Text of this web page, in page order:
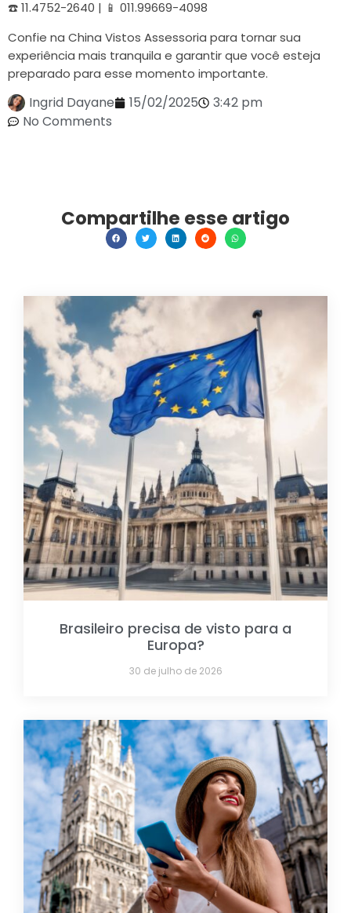
☎️ 11.4752-2640 | 📱 011.99669-4098
Confie na China Vistos Assessoria para tornar sua
experiência mais tranquila e garantir que você esteja
preparado para esse momento importante.
Ingrid Dayane 15/02/2025
3:42 pm
No Comments
Compartilhe esse artigo
Brasileiro precisa de visto para a
Europa?
30 de julho de 2026